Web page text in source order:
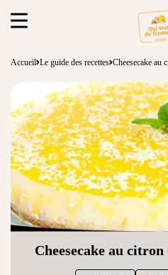
Accueil Le guide des recettes Cheesecake au
Cheesecake au